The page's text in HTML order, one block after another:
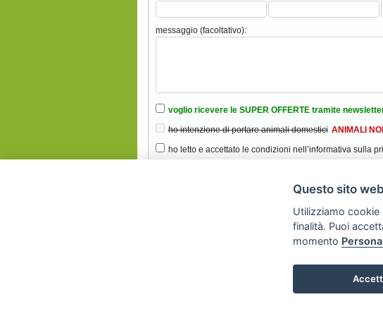
messaggio (facoltativo):
voglio ricevere le SUPER OFFERTE tramite
ho intenzione di portare animali domestici ANIMALI
ho letto e accettato le condizioni nell’informativa sulla
SVILUPPO
Questo sito
Utilizziamo cookie
finalità. Puoi
momento